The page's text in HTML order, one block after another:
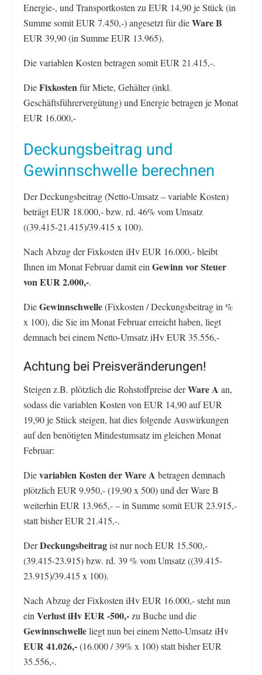
Energie-, und Transportkosten zu EUR 14,90 je Stück (in
Summe somit EUR 7.450,-) angesetzt für dieWare B
EUR 39,90 (in Summe EUR 13.965).
Die variablen Kosten betragen somit EUR 21.415,-.
DieFixkostenfür Miete, Gehälter (inkl.
Geschäftsführervergütung) und Energie betragen je Monat
EUR 16.000,-
Deckungsbeitrag und
Gewinnschwelle berechnen
Der Deckungsbeitrag (Netto-Umsatz – variable Kosten)
beträgt EUR 18.000,- bzw. rd. 46% vom Umsatz
((39.415-21.415)/39.415 x 100).
Nach Abzug der Fixkosten iHv EUR 16.000,- bleibt
Ihnen im Monat Februar damit einGewinn vor Steuer
von EUR 2.000,-.
DieGewinnschwelle(Fixkosten / Deckungsbeitrag in %
x 100), die Sie im Monat Februar erreicht haben, liegt
demnach bei einem Netto-Umsatz iHv EUR 35.556,-
Achtung bei Preisveränderungen!
Steigen z.B. plötzlich die Rohstoffpreise derWare A an,
sodass die variablen Kosten von EUR 14,90 auf EUR
19,90 je Stück steigen, hat dies folgende Auswirkungen
auf den benötigten Mindestumsatz im gleichen Monat
Februar:
Dievariablen Kosten der Ware A betragen demnach
plötzlich EUR 9.950,- (19,90 x 500) und der Ware B
weiterhin EUR 13.965,- – in Summe somit EUR 23.915,-
statt bisher EUR 21.415,-.
DerDeckungsbeitragist nur noch EUR 15.500,-
(39.415-23.915) bzw. rd. 39 % vom Umsatz ((39.415-
23.915)/39.415 x 100).
Nach Abzug der Fixkosten iHv EUR 16.000,- steht nun
ein Verlust iHv EUR -500,-zu Buche und die
Gewinnschwelleliegt nun bei einem Netto-Umsatz iHv
EUR 41.026,-(16.000 / 39% x 100) statt bisher EUR
35.556,-.